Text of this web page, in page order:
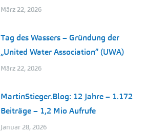
März 22, 2026
Tag des Wassers – Gründung der
„United Water Association” (UWA)
März 22, 2026
MartinStieger.Blog: 12 Jahre – 1.172
Beiträge – 1,2 Mio Aufrufe
Januar 28, 2026